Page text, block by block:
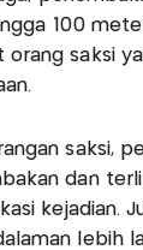
100
saksi
saksi,
dan
kejadian.
lebih